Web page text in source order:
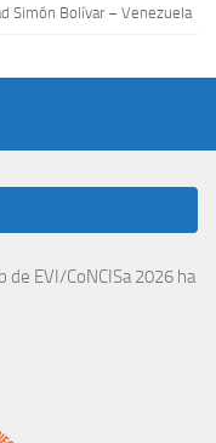
Simón Bolívar – Venezuela
de EVI/CoNCISa 2026 ha